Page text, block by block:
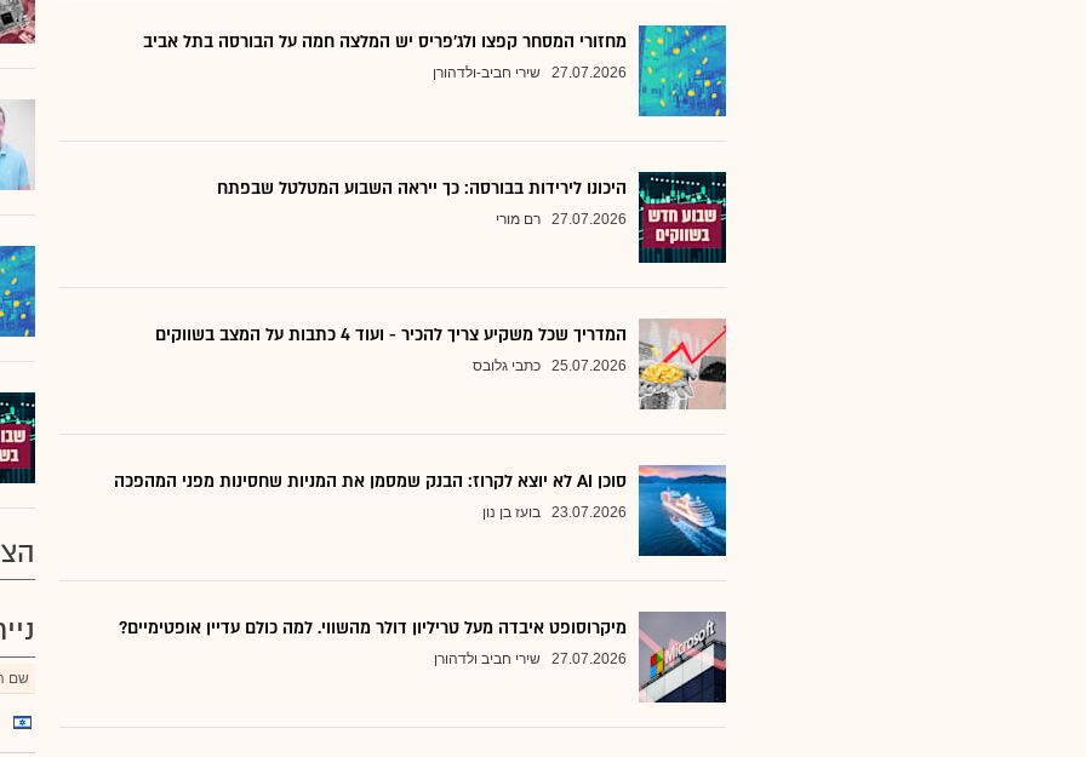
מחזורי המסחר קפצו ולג'פריס יש המלצה חמה על הבורסה בתל אביב
27.07.2026 שירי חביב-ולדהורן
היכונו לירידות בבורסה: כך ייראה השבוע המטלטל שבפתח
27.07.2026 רם מורי
המדריך שכל משקיע צריך להכיר - ועוד 4 כתבות על המצב בשווקים
25.07.2026 כתבי גלובס
סוכן AI לא יוצא לקרוז: הבנק שמסמן את המניות שחסינות מפני המהפכה
23.07.2026 בועז בן נון
מיקרוסופט איבדה מעל טריליון דולר מהשווי. למה כולם עדיין אופטימיים?
27.07.2026 שירי חביב ולדהורן
שם